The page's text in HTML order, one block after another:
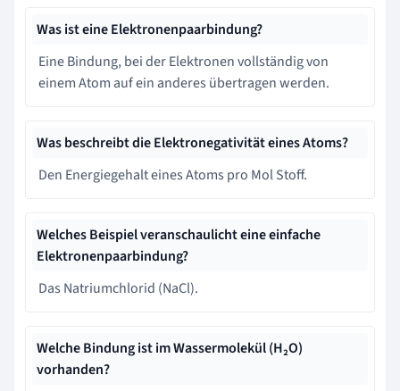
Was ist eine Elektronenpaarbindung?
Eine Bindung, bei der Elektronen vollständig von
einem Atom auf ein anderes übertragen werden.
Was beschreibt die Elektronegativität eines Atoms?
Den Energiegehalt eines Atoms pro Mol Stoff.
Welches Beispiel veranschaulicht eine einfache
Elektronenpaarbindung?
Das Natriumchlorid (NaCl).
Welche Bindung ist im Wassermolekül (H₂O)
vorhanden?